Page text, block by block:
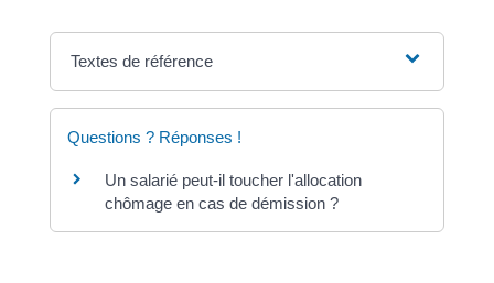
Textes de référence
Questions ? Réponses !
Un salarié peut-il toucher l'allocation
chômage en cas de démission ?